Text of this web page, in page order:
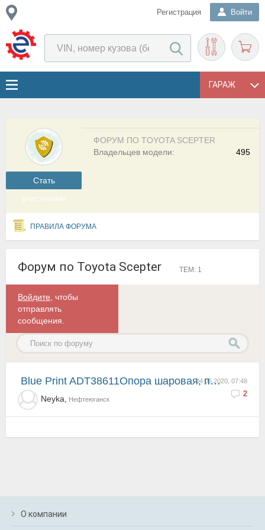
Регистрация Войти
ГАРАЖ
Cтать
участником
ФОРУМ ПО TOYOTA SCEPTER
495
Владельцев модели:
ПРАВИЛА ФОРУМА
Форум по Toyota Scepter ТЕМ: 1
Войдите , чтобы
отправлять
сообщения.
04.05.2020, 07:48
2
Blue Print ADT38611Опора шаровая, передняя нижняя
Neyka, Нефтеюганск
О компании